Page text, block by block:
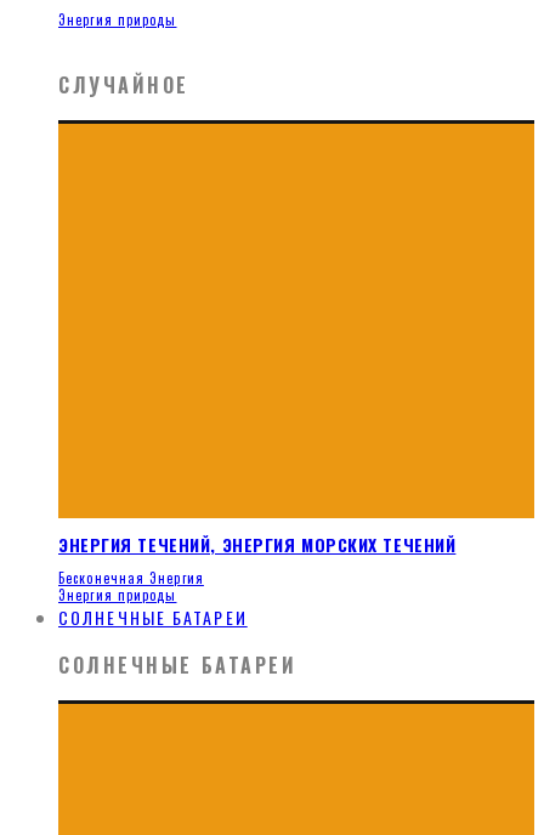
Энергия природы
СЛУЧАЙНОЕ
ЭНЕРГИЯ ТЕЧЕНИЙ, ЭНЕРГИЯ МОРСКИХ ТЕЧЕНИЙ
Бесконечная Энергия
Энергия природы
СОЛНЕЧНЫЕ БАТАРЕИ
СОЛНЕЧНЫЕ БАТАРЕИ